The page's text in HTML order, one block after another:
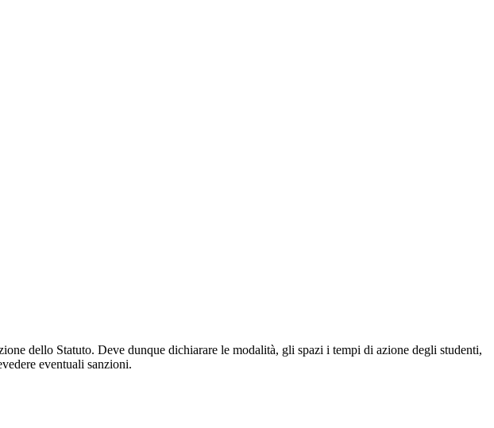
dello Statuto. Deve dunque dichiarare le modalità, gli spazi i tempi di azione degli studenti,
eventuali sanzioni.